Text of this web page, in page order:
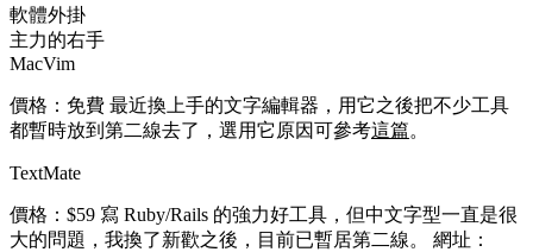
軟體外掛
主力的右手
MacVim
價格：免費 最近換上手的文字編輯器，用它之後把不少工具
都暫時放到第二線去了，選用它原因可參考這篇。
TextMate
價格：$59 寫 Ruby/Rails 的強力好工具，但中文字型一直是很
大的問題，我換了新歡之後，目前已暫居第二線。 網址：